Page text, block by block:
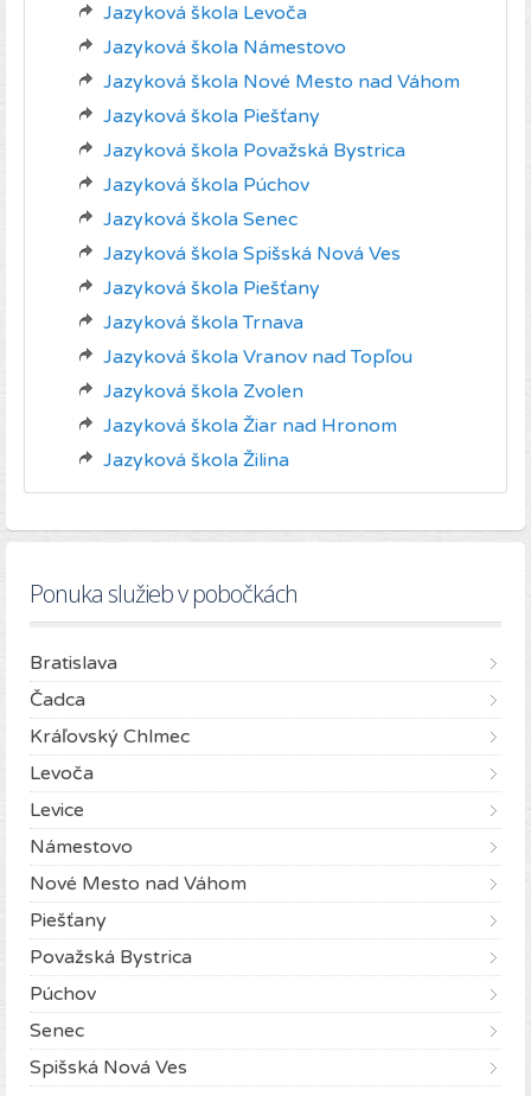
Jazyková škola Levoča
Jazyková škola Námestovo
Jazyková škola Nové Mesto nad Váhom
Jazyková škola Piešťany
Jazyková škola Považská Bystrica
Jazyková škola Púchov
Jazyková škola Senec
Jazyková škola Spišská Nová Ves
Jazyková škola Piešťany
Jazyková škola Trnava
Jazyková škola Vranov nad Topľou
Jazyková škola Zvolen
Jazyková škola Žiar nad Hronom
Jazyková škola Žilina
Ponuka služieb v pobočkách
Bratislava
Čadca
Kráľovský Chlmec
Levoča
Levice
Námestovo
Nové Mesto nad Váhom
Piešťany
Považská Bystrica
Púchov
Senec
Spišská Nová Ves